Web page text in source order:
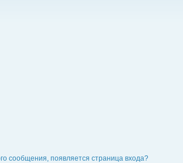
сообщения, появляется страница входа?